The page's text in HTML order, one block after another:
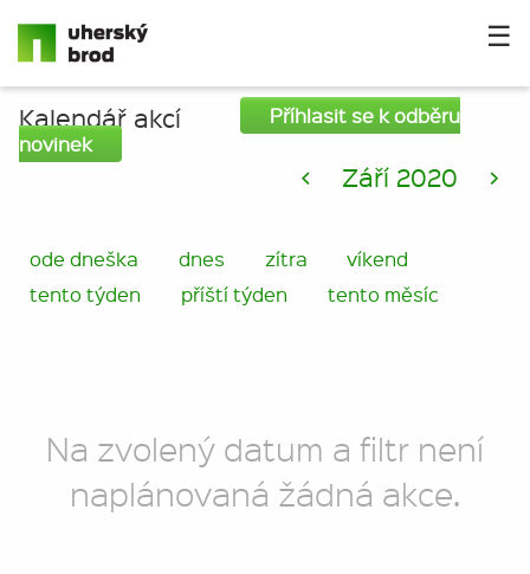
☰
Kalendář akcí
Příhlasit se k odběru
novinek
< Září 2020 >
ode dneška dnes zítra
víkend
tento týden
příští týden tento měsíc
Na zvolený datum a filtr není
naplánovaná žádná akce.